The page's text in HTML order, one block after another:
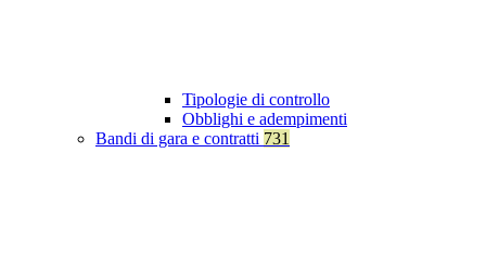
Tipologie di controllo
Obblighi e adempimenti
Bandi di gara e contratti 731